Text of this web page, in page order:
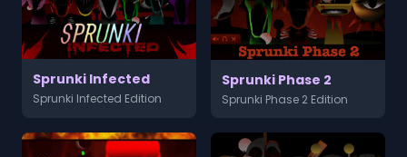
Sprunki Infected
Sprunki Infected Edition
Sprunki Phase 2
Sprunki Phase 2 Edition